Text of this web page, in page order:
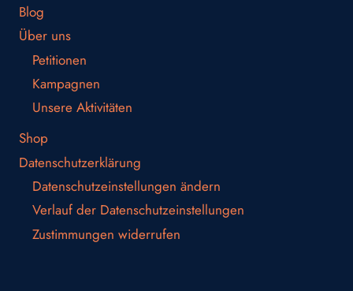
Blog
Über uns
Petitionen
Kampagnen
Unsere Aktivitäten
Shop
Datenschutzerklärung
Datenschutzeinstellungen ändern
Verlauf der Datenschutzeinstellungen
Zustimmungen widerrufen